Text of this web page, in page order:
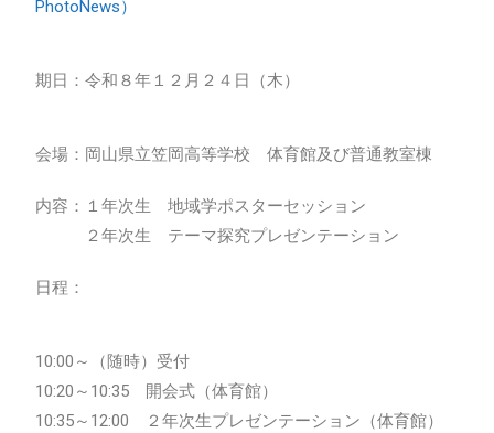
PhotoNews）
期日：令和８年１２月２４日（木）
会場：岡山県立笠岡高等学校 体育館及び普通教室棟
内容：１年次生 地域学ポスターセッション
２年次生 テーマ探究プレゼンテーション
日程：
10:00～（随時）受付
10:20～10:35 開会式（体育館）
10:35～12:00 ２年次生プレゼンテーション（体育館）